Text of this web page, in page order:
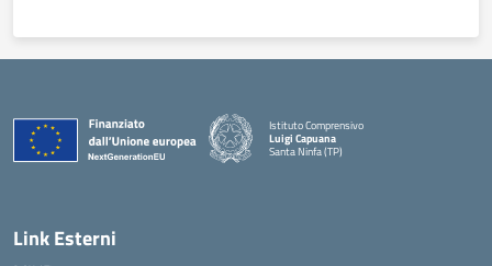
Istituto Comprensivo
Luigi Capuana
Santa Ninfa (TP)
Link Esterni